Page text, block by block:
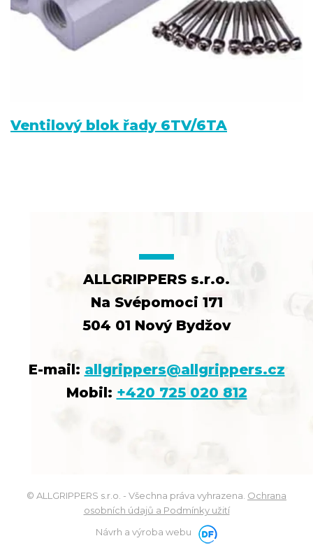
Ventilový blok řady 6TV/6TA
ALLGRIPPERS s.r.o.
Na Svépomoci 171
504 01 Nový Bydžov
E-mail: allgrippers@allgrippers.cz
Mobil: +420 725 020 812
© ALLGRIPPERS s.r.o. - Všechna práva vyhrazena. Ochrana
osobních údajů a Podmínky užití
Návrh a výroba webu